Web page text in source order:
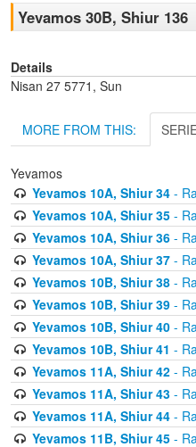
Yevamos 30B, Shiur 136
Details
Nisan 27 5771, Sun
MORE FROM THIS:
Yevamos
Yevamos 10A, Shiur 34-
Yevamos 10A, Shiur 35-
Yevamos 10A, Shiur 36-
Yevamos 10A, Shiur 37-
Yevamos 10B, Shiur 38-
Yevamos 10B, Shiur 39-
Yevamos 10B, Shiur 40-
Yevamos 10B, Shiur 41 -
Yevamos 11A, Shiur 42-
Yevamos 11A, Shiur 43-
Yevamos 11A, Shiur 44-
Yevamos 11B, Shiur 45-